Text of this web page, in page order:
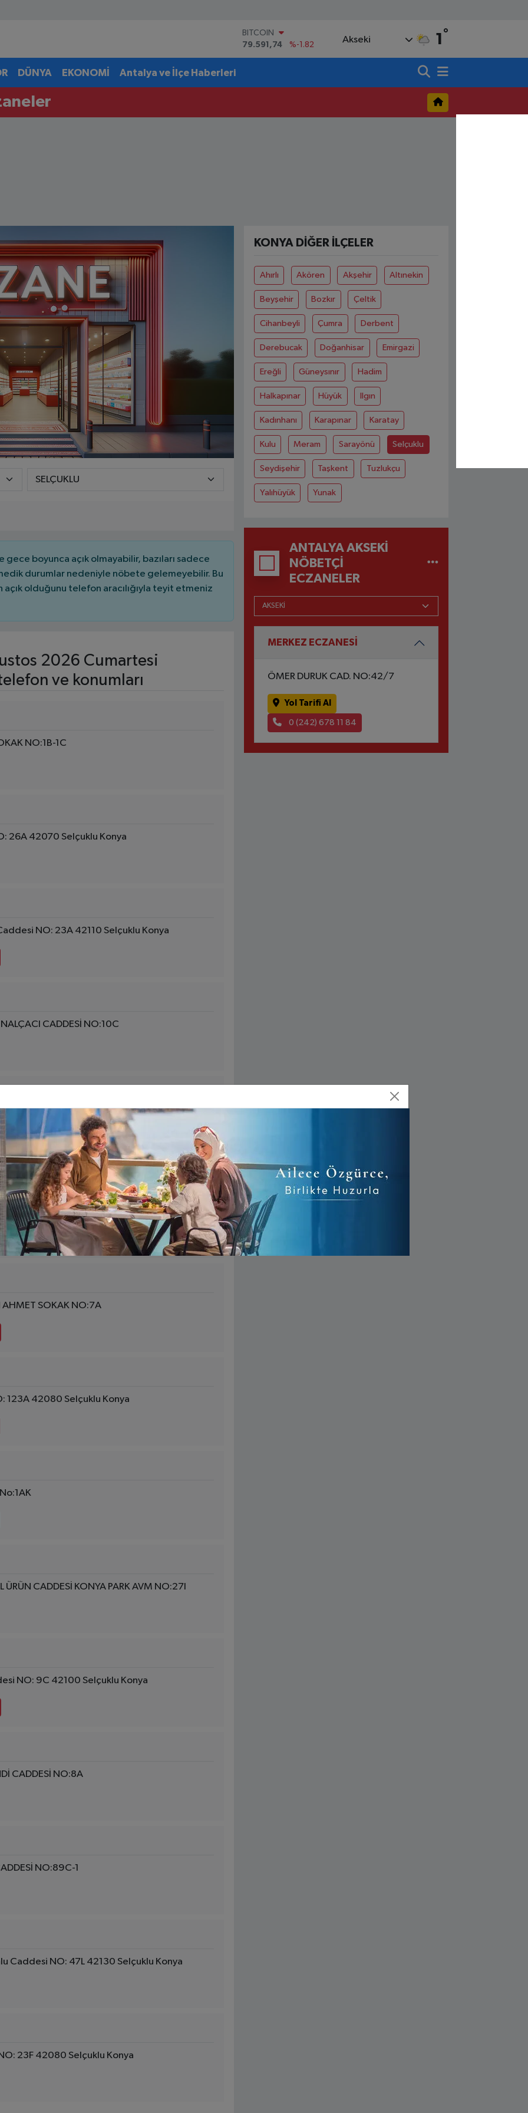
79.591,74
DOLAR
45,43620
%0.02
G.ALTIN
Akseki 1 °
DÜNYA EKONOMİ Antalya ve İlçe Haberleri
gece boyunca açık olmayabilir, bazıları sadece
durumlar nedeniyle nöbete gelemeyebilir. Bu
olduğunu telefon aracılığıyla teyit etmeniz
2026 Cumartesi
ve konumları
NO:1B-1C
26A 42070 Selçuklu Konya
NO: 23A 42110 Selçuklu Konya
CADDESİ NO:10C
42250 Selçuklu Konya
56/58 42110 Selçuklu Konya
AHMET SOKAK NO:7A
123A 42080 Selçuklu Konya
ÜRÜN CADDESİ KONYA PARK AVM NO:27I
NO: 9C 42100 Selçuklu Konya
CADDESİ NO:8A
NO:89C-1
Caddesi NO: 47L 42130 Selçuklu Konya
23F 42080 Selçuklu Konya
KONYA DIĞER İLÇELER
Ahırlı Akören Akşehir Altınekin
Beyşehir Bozkır Çeltik
Cihanbeyli Çumra Derbent
Derebucak Doğanhisar Emirgazi
Ereğli Güneysınır Hadim
Halkapınar Hüyük Ilgın
Kadınhanı Karapınar Karatay
Kulu Meram Sarayönü Selçuklu
Seydişehir Taşkent Tuzlukçu
Yalıhüyük Yunak
ANTALYA AKSEKI
NÖBETÇI
ECZANELER
MERKEZ ECZANESİ
ÖMER DURUK CAD. NO:42/7
Yol Tarifi Al
0 (242) 678 11 84